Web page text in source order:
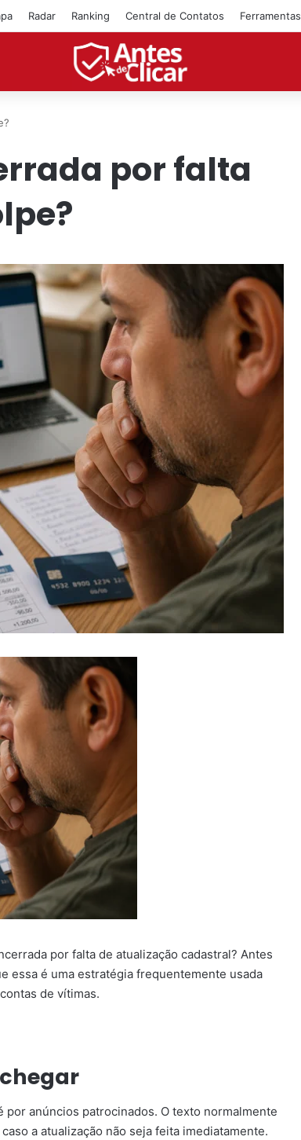
Radar Ranking Central de Contatos Ferramentas
por falta
por falta de atualização cadastral? Antes
essa é uma estratégia frequentemente usada
de vítimas.
anúncios patrocinados. O texto normalmente
a atualização não seja feita imediatamente.